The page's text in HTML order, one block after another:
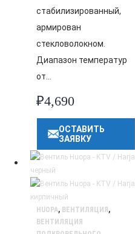
стабилизированный,
армирован
стекловолокном.
Диапазон температур
от…
₽4,690
ОСТАВИТЬ
ЗАЯВКУ
HUOPA, ВЕНТИЛЯЦИЯ ,
ВЕНТИЛЯЦИЯ